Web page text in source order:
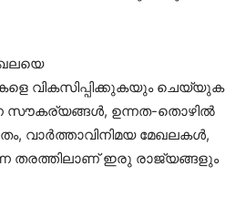
വികസിപ്പിക്കുകയും ചെയ്യുക
സൗകര്യങ്ങൾ, ഉന്നത-തൊഴിൽ
വാർത്താവിനിമയ മേഖലകൾ,
തരത്തിലാണ് ഇരു രാജ്യങ്ങളും